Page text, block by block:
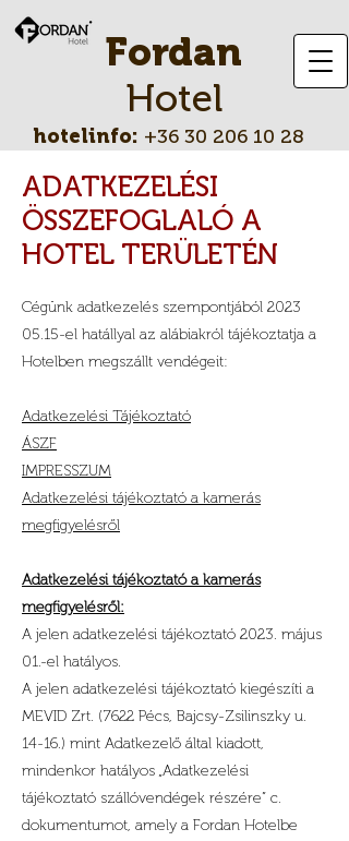
Fordan
Hotel
hotelinfo: +36 30 206 10 28
ADATKEZELÉSI
ÖSSZEFOGLALÓ A
HOTEL TERÜLETÉN
Cégünk adatkezelés szempontjából 2023
05.15-el hatállyal az alábiakról tájékoztatja a
Hotelben megszállt vendégeit:
Adatkezelési Tájékoztató
ÁSZF
IMPRESSZUM
Adatkezelési tájékoztató a kamerás
megfigyelésről
Adatkezelési tájékoztató a kamerás
megfigyelésről:
A jelen adatkezelési tájékoztató 2023. május
01.-el hatályos.
A jelen adatkezelési tájékoztató kiegészíti a
MEVID Zrt. (7622 Pécs, Bajcsy-Zsilinszky u.
14-16.) mint Adatkezelő által kiadott,
mindenkor hatályos „Adatkezelési
tájékoztató szállóvendégek részére” c.
dokumentumot, amely a Fordan Hotelbe